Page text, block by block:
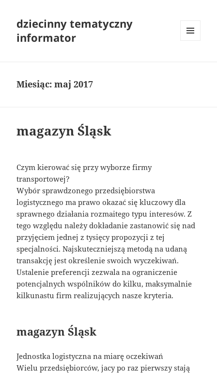
dziecinny tematyczny
informator
Miesiąc:maj 2017
magazyn Śląsk
Czym kierować się przy wyborze firmy
transportowej?
Wybór sprawdzonego przedsiębiorstwa
logistycznego ma prawo okazać się kluczowy dla
sprawnego działania rozmaitego typu interesów. Z
tego względu należy dokładanie zastanowić się nad
przyjęciem jednej z tysięcy propozycji z tej
specjalności. Najskuteczniejszą metodą na udaną
transakcję jest określenie swoich wyczekiwań.
Ustalenie preferencji zezwala na ograniczenie
potencjalnych wspólników do kilku, maksymalnie
kilkunastu firm realizujących nasze kryteria.
magazyn Śląsk
Jednostka logistyczna na miarę oczekiwań
Wielu przedsiębiorców, jacy po raz pierwszy stają